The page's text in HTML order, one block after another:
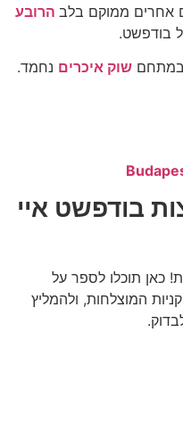
אחרים ממוקם בלב הרובע
בודפשט.
במתחם שוק איכרים נחמד.
בודפשט איי
כאן תוכלו לספר על
המוצלחות, ולהמליץ